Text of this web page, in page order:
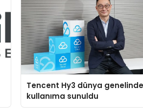
Tencent Hy3 dünya
kullanıma sunuldu